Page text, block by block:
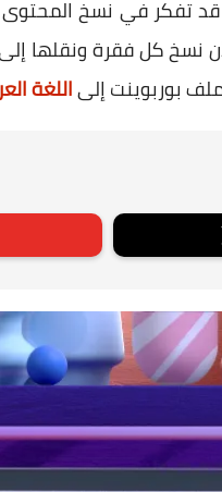
قد تفكر في نسخ
نسخ كل فقرة ونقلها
بوربوينت إلىاللغة